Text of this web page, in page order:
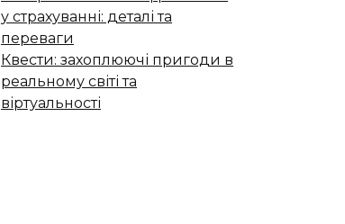
у страхуванні: деталі та
переваги
Квести: захоплюючі пригоди в
реальному світі та
віртуальності